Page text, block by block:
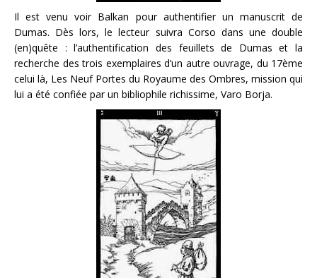
Il est venu voir Balkan pour authentifier un manuscrit de
Dumas. Dès lors, le lecteur suivra Corso dans une double
(en)quête : l’authentification des feuillets de Dumas et la
recherche des trois exemplaires d’un autre ouvrage, du 17ème
celui là, Les Neuf Portes du Royaume des Ombres, mission qui
lui a été confiée par un bibliophile richissime, Varo Borja.